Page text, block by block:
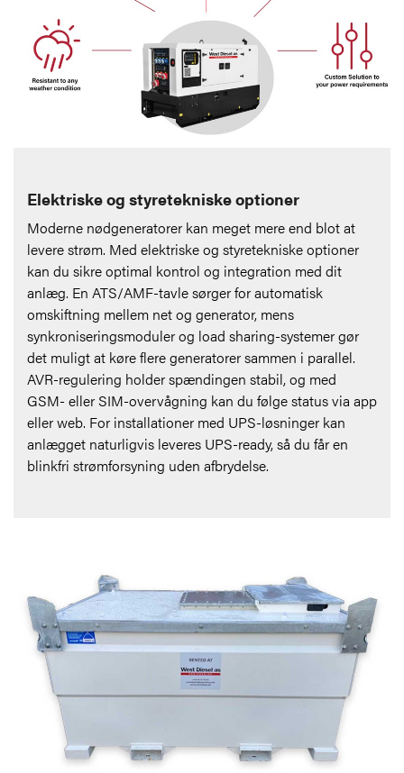
Elektriske og styretekniske optioner
Moderne nødgeneratorer kan meget mere end blot at
levere strøm. Med elektriske og styretekniske optioner
kan du sikre optimal kontrol og integration med dit
anlæg. En ATS/AMF-tavle sørger for automatisk
omskiftning mellem net og generator, mens
synkroniseringsmoduler og load sharing-systemer gør
det muligt at køre flere generatorer sammen i parallel.
AVR-regulering holder spændingen stabil, og med
GSM- eller SIM-overvågning kan du følge status via app
eller web. For installationer med UPS-løsninger kan
anlægget naturligvis leveres UPS-ready, så du får en
blinkfri strømforsyning uden afbrydelse.